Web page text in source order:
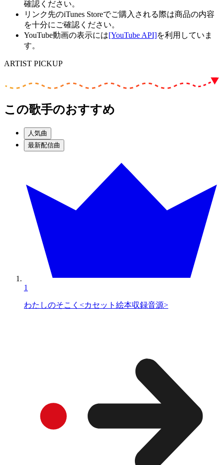
確認ください。
リンク先のiTunes Storeでご購入される際は商品の内容
を十分にご確認ください。
YouTube動画の表示には[YouTube API]を利用していま
す。
ARTIST PICKUP
この歌手のおすすめ
人気曲
最新配信曲
1
わたしのそこく<カセット絵本収録音源>